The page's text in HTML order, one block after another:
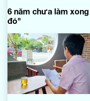
6 năm chưa làm
đỏ"